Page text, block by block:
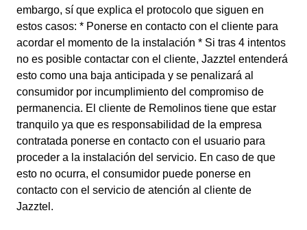
embargo, sí que explica el protocolo que siguen en
estos casos: * Ponerse en contacto con el cliente para
acordar el momento de la instalación * Si tras 4 intentos
no es posible contactar con el cliente, Jazztel entenderá
esto como una baja anticipada y se penalizará al
consumidor por incumplimiento del compromiso de
permanencia. El cliente de Remolinos tiene que estar
tranquilo ya que es responsabilidad de la empresa
contratada ponerse en contacto con el usuario para
proceder a la instalación del servicio. En caso de que
esto no ocurra, el consumidor puede ponerse en
contacto con el servicio de atención al cliente de
Jazztel.